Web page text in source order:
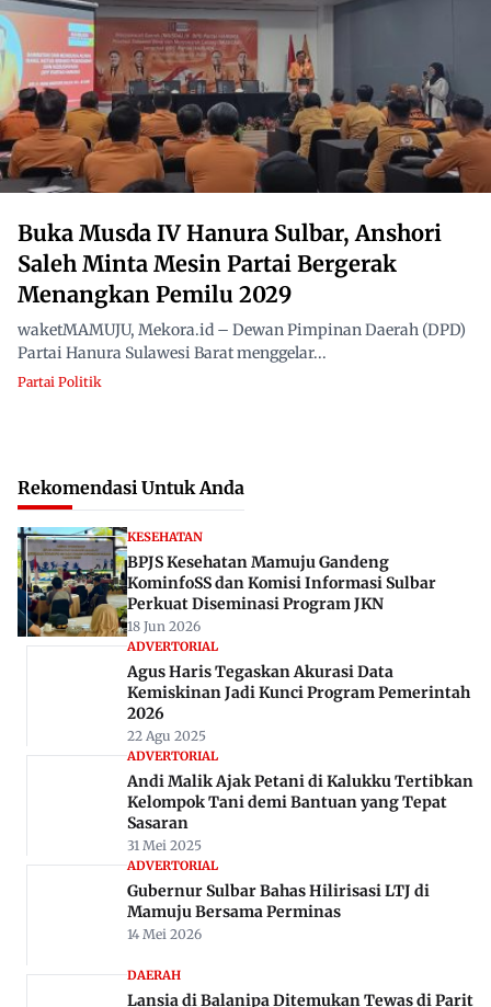
Buka Musda IV Hanura Sulbar, Anshori
Saleh Minta Mesin Partai Bergerak
Menangkan Pemilu 2029
waketMAMUJU, Mekora.id – Dewan Pimpinan Daerah (DPD)
Partai Hanura Sulawesi Barat menggelar...
Partai Politik
Rekomendasi Untuk Anda
KESEHATAN